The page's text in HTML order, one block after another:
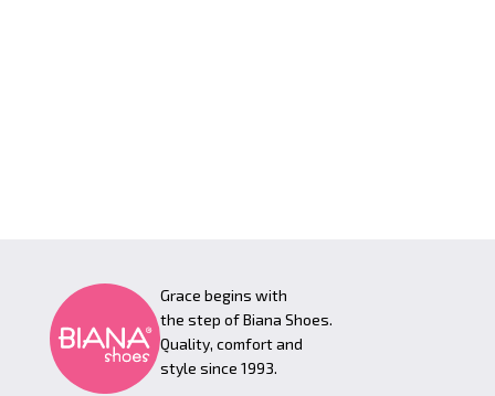
Grace begins with
the step of Biana Shoes.
Quality, comfort and
style since 1993.